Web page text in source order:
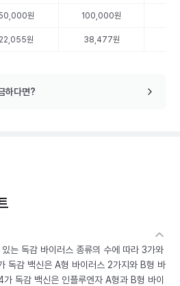
원 100,000원
22,055원 38,477원
하다면?
는 독감 바이러스 종류의 수에 따라 3가와
독감 백신은 A형 바이러스 2가지와 B형 바
독감 백신은 인플루엔자 A형과 B형 바이